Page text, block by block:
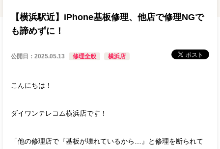
【横浜駅近】iPhone基板修理、他店で修理NGで
も諦めずに！
公開日：2025.05.13 修理全般 横浜店
こんにちは！
ダイワンテレコム横浜店です！
「他の修理店で『基板が壊れているから…』と修理を断られて